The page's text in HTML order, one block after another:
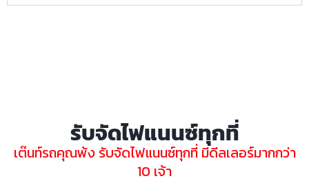
รับจัดไฟแนนซ์ทุกที่
เต๊นท์รถคุณพ้ง รับจัดไฟแนนซ์ทุกที่ มีดีลเลอร์มากกว่า
10 เจ้า